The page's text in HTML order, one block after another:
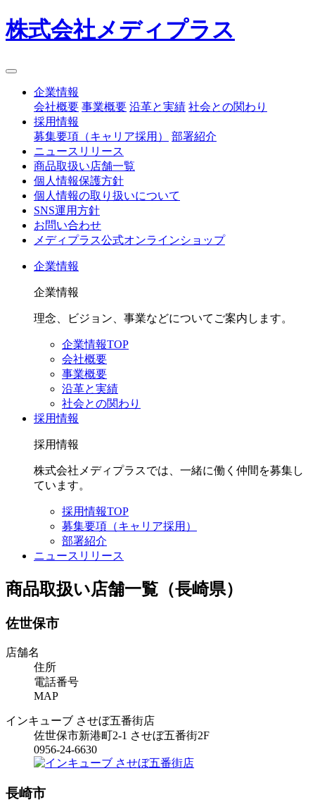
株式会社メディプラス
企業情報
会社概要 事業概要 沿革と実績 社会との関わり
採用情報
募集要項（キャリア採用）
部署紹介
ニュースリリース
商品取扱い店舗一覧
個人情報保護方針
個人情報の取り扱いについて
SNS運用方針
お問い合わせ
メディプラス公式オンラインショップ
企業情報
企業情報
理念、ビジョン、事業などについてご案内します。
企業情報TOP
会社概要
事業概要
沿革と実績
社会との関わり
採用情報
採用情報
株式会社メディプラスでは、一緒に働く仲間を募集し
ています。
採用情報TOP
募集要項（キャリア採用）
部署紹介
ニュースリリース
商品取扱い店舗一覧（長崎県）
佐世保市
店舗名
住所
電話番号
MAP
インキューブ させぼ五番街店
佐世保市新港町2-1 させぼ五番街2F
0956-24-6630
長崎市